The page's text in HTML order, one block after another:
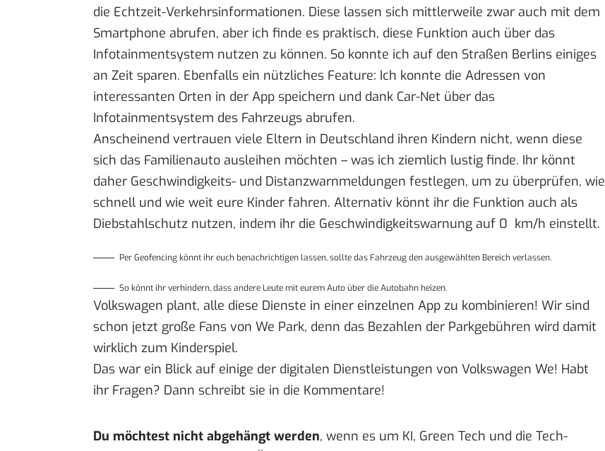
die Echtzeit-Verkehrsinformationen. Diese lassen sich mittlerweile zwar auch mit dem
Smartphone abrufen, aber ich finde es praktisch, diese Funktion auch über das
Infotainmentsystem nutzen zu können. So konnte ich auf den Straßen Berlins einiges
an Zeit sparen. Ebenfalls ein nützliches Feature: Ich konnte die Adressen von
interessanten Orten in der App speichern und dank Car-Net über das
Infotainmentsystem des Fahrzeugs abrufen.
Anscheinend vertrauen viele Eltern in Deutschland ihren Kindern nicht, wenn diese
sich das Familienauto ausleihen möchten – was ich ziemlich lustig finde. Ihr könnt
daher Geschwindigkeits- und Distanzwarnmeldungen festlegen, um zu überprüfen, wie
schnell und wie weit eure Kinder fahren. Alternativ könnt ihr die Funktion auch als
Diebstahlschutz nutzen, indem ihr die Geschwindigkeitswarnung auf 0 km/h einstellt.
Per Geofencing könnt ihr euch benachrichtigen lassen, sollte das Fahrzeug den ausgewählten Bereich verlassen.
So könnt ihr verhindern, dass andere Leute mit eurem Auto über die Autobahn heizen.
Volkswagen plant, alle diese Dienste in einer einzelnen App zu kombinieren! Wir sind
schon jetzt große Fans von We Park, denn das Bezahlen der Parkgebühren wird damit
wirklich zum Kinderspiel.
Das war ein Blick auf einige der digitalen Dienstleistungen von Volkswagen We! Habt
ihr Fragen? Dann schreibt sie in die Kommentare!
Du möchtest nicht abgehängt werden, wenn es um KI, Green Tech und die Tech-